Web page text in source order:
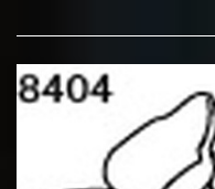
④Brown
①Beige
刺繍は下記21種類から
ください
刺繍は下記21種類から